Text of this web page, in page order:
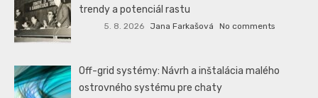
trendy a potenciál rastu
5. 8. 2026 Jana Farkašová No comments
Off-grid systémy: Návrh a inštalácia malého
ostrovného systému pre chaty